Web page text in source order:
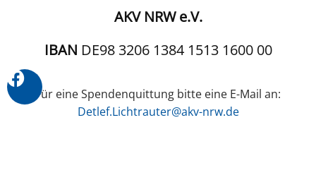
AKV NRW e.V.
IBAN DE98 3206 1384 1513 1600 00
Für eine Spendenquittung bitte eine E-Mail an:
Detlef.Lichtrauter@akv-nrw.de